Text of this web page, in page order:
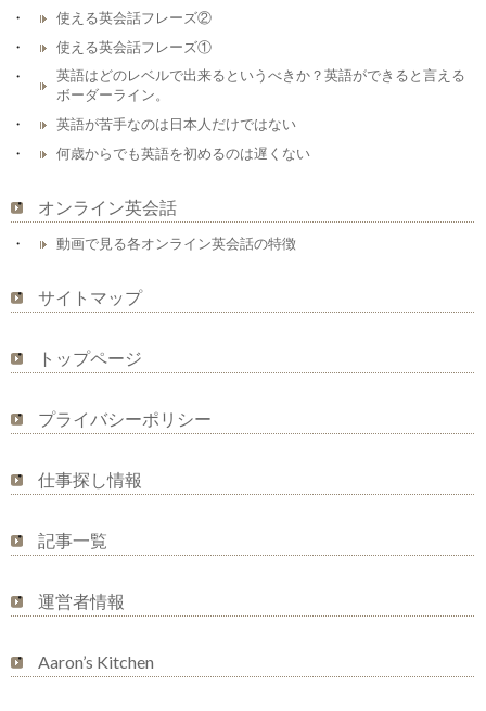
使える英会話フレーズ②
使える英会話フレーズ①
英語はどのレベルで出来るというべきか？英語ができると言える
ボーダーライン。
英語が苦手なのは日本人だけではない
何歳からでも英語を初めるのは遅くない
オンライン英会話
動画で見る各オンライン英会話の特徴
サイトマップ
トップページ
プライバシーポリシー
仕事探し情報
記事一覧
運営者情報
Aaron’s Kitchen